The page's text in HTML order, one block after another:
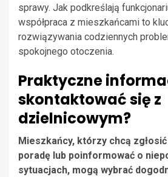
sprawy. Jak podkreślają
współpraca z mieszkańcami to
rozwiązywania codziennych
spokojnego otoczenia.
Praktyczne
skontaktować się z
dzielnicowym?
Mieszkańcy, którzy chcą
poradę lub poinformować o
sytuacjach, mogą wybrać